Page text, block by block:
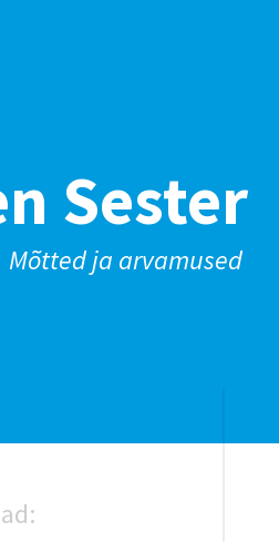
Sester
Mõtted ja arvamused